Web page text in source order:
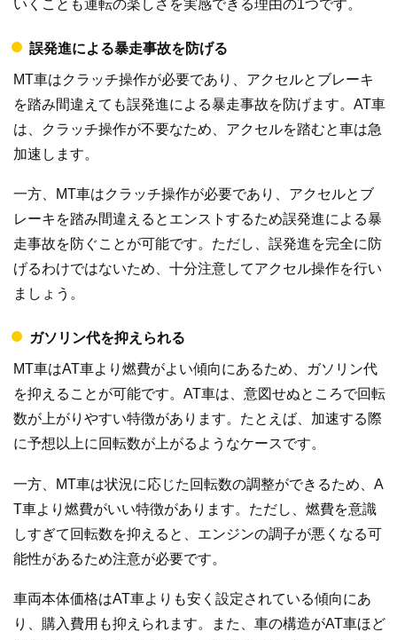
いくことも運転の楽しさを実感できる理由の1つです。
誤発進による暴走事故を防げる
MT車はクラッチ操作が必要であり、アクセルとブレーキ
を踏み間違えても誤発進による暴走事故を防げます。AT車
は、クラッチ操作が不要なため、アクセルを踏むと車は急
加速します。
一方、MT車はクラッチ操作が必要であり、アクセルとブ
レーキを踏み間違えるとエンストするため誤発進による暴
走事故を防ぐことが可能です。ただし、誤発進を完全に防
げるわけではないため、十分注意してアクセル操作を行い
ましょう。
ガソリン代を抑えられる
MT車はAT車より燃費がよい傾向にあるため、ガソリン代
を抑えることが可能です。AT車は、意図せぬところで回転
数が上がりやすい特徴があります。たとえば、加速する際
に予想以上に回転数が上がるようなケースです。
一方、MT車は状況に応じた回転数の調整ができるため、A
T車より燃費がいい特徴があります。ただし、燃費を意識
しすぎて回転数を抑えると、エンジンの調子が悪くなる可
能性があるため注意が必要です。
車両本体価格はAT車よりも安く設定されている傾向にあ
り、購入費用も抑えられます。また、車の構造がAT車ほど